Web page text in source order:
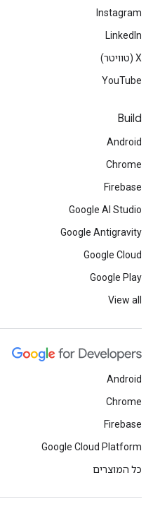
Instagram
LinkedIn
‫X (טוויטר)
YouTube
Build
Android
Chrome
Firebase
Google AI Studio
Google Antigravity
Google Cloud
Google Play
View all
Android
Chrome
Firebase
Google Cloud Platform
כל המוצרים